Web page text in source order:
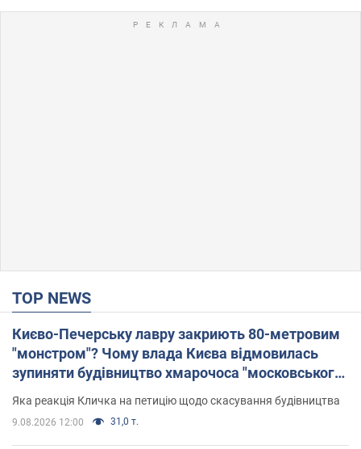
TOP NEWS
Києво-Печерську лавру закриють 80-метровим
"монстром"? Чому влада Києва відмовилась
зупиняти будівництво хмарочоса "московського
вірянина"
Яка реакція Кличка на петицію щодо скасування будівництва
9.08.2026 12:00 31,0 т.